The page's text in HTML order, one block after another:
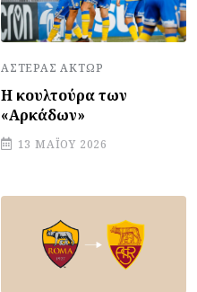
ΑΣΤΈΡΑΣ ΆΚΤΩΡ
Η κουλτούρα των
«Αρκάδων»
13 ΜΑΪ́ΟΥ 2026